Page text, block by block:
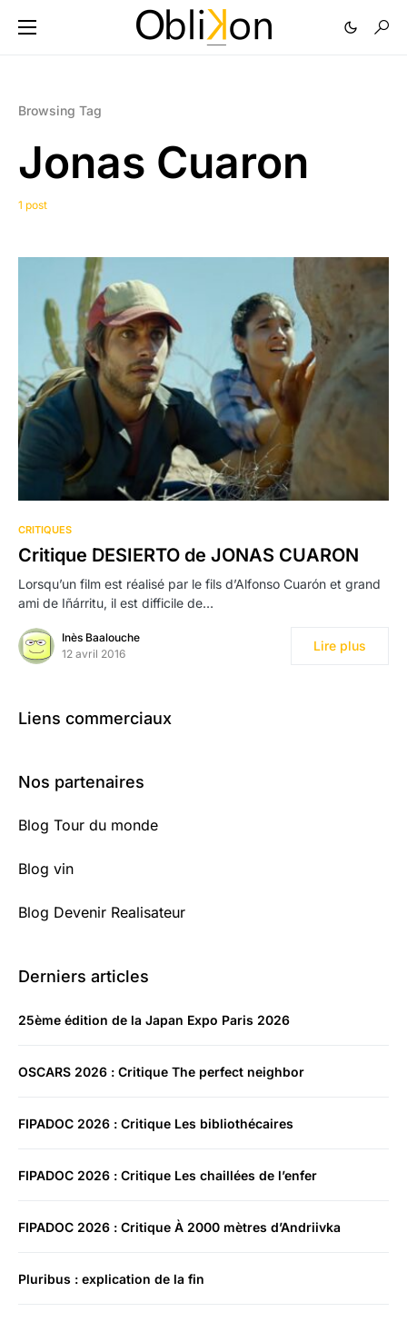
Browsing Tag
Jonas Cuaron
1 post
CRITIQUES
Critique DESIERTO de JONAS CUARON
Lorsqu’un film est réalisé par le fils d’Alfonso Cuarón et grand
ami de Iñárritu, il est difficile de…
Inès Baalouche
12 avril 2016
Lire plus
Liens commerciaux
Nos partenaires
Blog Tour du monde
Blog vin
Blog Devenir Realisateur
Derniers articles
25ème édition de la Japan Expo Paris 2026
OSCARS 2026 : Critique The perfect neighbor
FIPADOC 2026 : Critique Les bibliothécaires
FIPADOC 2026 : Critique Les chaillées de l’enfer
FIPADOC 2026 : Critique À 2000 mètres d’Andriivka
Pluribus : explication de la fin